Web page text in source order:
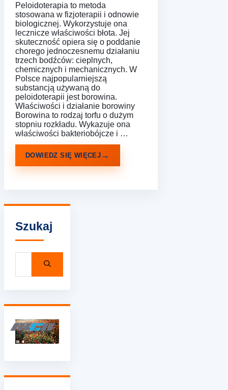
Peloidoterapia to metoda
stosowana w fizjoterapii i odnowie
biologicznej. Wykorzystuje ona
lecznicze właściwości błota. Jej
skuteczność opiera się o poddanie
chorego jednoczesnemu działaniu
trzech bodźców: cieplnych,
chemicznych i mechanicznych. W
Polsce najpopularniejszą
substancją używaną do
peloidoterapii jest borowina.
Właściwości i działanie borowiny
Borowina to rodzaj torfu o dużym
stopniu rozkładu. Wykazuje ona
właściwości bakteriobójcze i …
DOWIEDZ SIĘ WIĘCEJ
Szukaj